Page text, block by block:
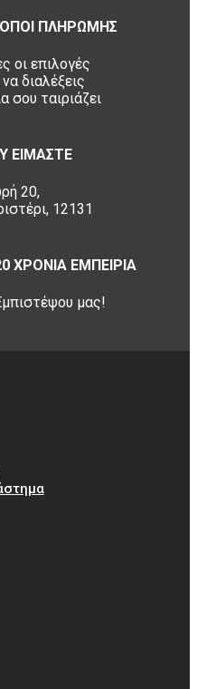
ΠΛΗΡΩΜΗΣ
οι επιλογές
να διαλέξεις
σου ταιριάζει
ΕΙΜΑΣΤΕ
20,
12131
ΧΡΟΝΙΑ ΕΜΠΕΙΡΙΑ
μας!